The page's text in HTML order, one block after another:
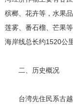
槟榔、花卉等，水果
莲雾、番石榴、芒果
海岸线总长约1520公
二、历史概况
台湾先住民系古越